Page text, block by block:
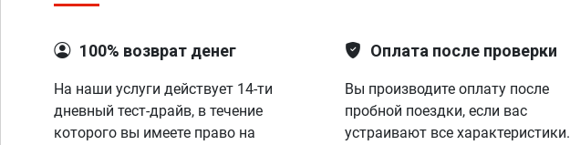
100% возврат денег
На наши услуги действует 14-ти
дневный тест-драйв, в течение
которого вы имеете право на
Оплата после проверки
Вы производите оплату после
пробной поездки, если вас
устраивают все характеристики.